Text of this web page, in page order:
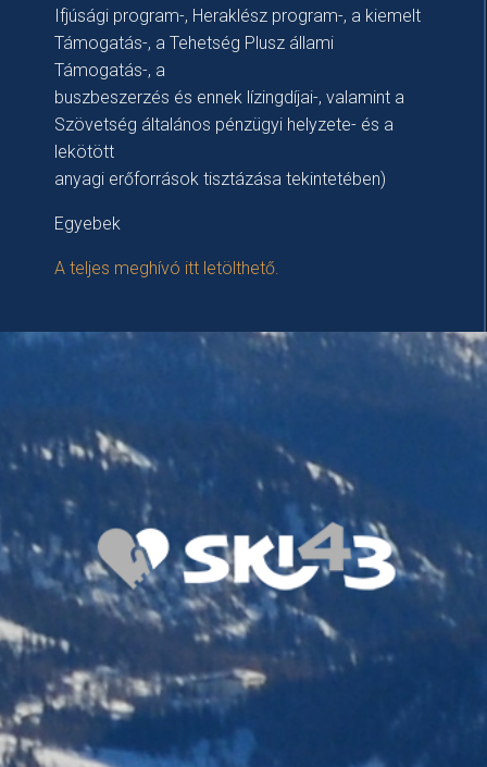
Ifjúsági program-, Heraklész program-, a kiemelt
Támogatás-, a Tehetség Plusz állami
Támogatás-, a
buszbeszerzés és ennek lízingdíjai-, valamint a
Szövetség általános pénzügyi helyzete- és a
lekötött
anyagi erőforrások tisztázása tekintetében)
Egyebek
A teljes meghívó itt letölthető.